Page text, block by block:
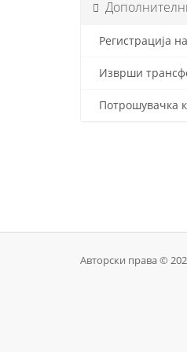
Регистрација
Изврши
Потрошувачка
Авторски права ©